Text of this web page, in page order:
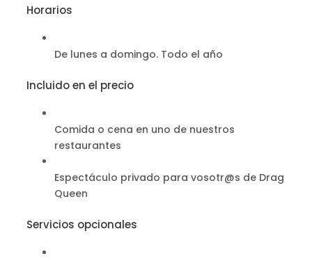
Horarios
De lunes a domingo. Todo el año
Incluido en el precio
Comida o cena en uno de nuestros
restaurantes
Espectáculo privado para vosotr@s de Drag
Queen
Servicios opcionales